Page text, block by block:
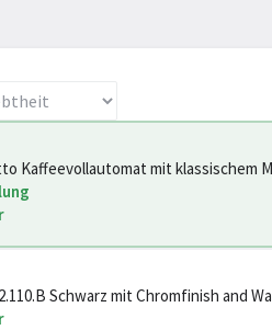
Kaffeevollautomat mit klassischem
Bedienfeld mit Tasten, S
Schwarz mit Chromfinish and